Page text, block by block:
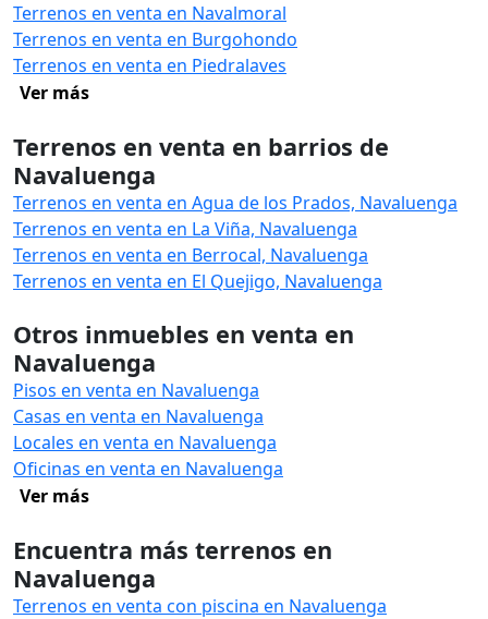
Terrenos en venta en Navalmoral
Terrenos en venta en Burgohondo
Terrenos en venta en Piedralaves
Ver más
Terrenos en venta en barrios de
Navaluenga
Terrenos en venta en Agua de los Prados, Navaluenga
Terrenos en venta en La Viña, Navaluenga
Terrenos en venta en Berrocal, Navaluenga
Terrenos en venta en El Quejigo, Navaluenga
Otros inmuebles en venta en
Navaluenga
Pisos en venta en Navaluenga
Casas en venta en Navaluenga
Locales en venta en Navaluenga
Oficinas en venta en Navaluenga
Ver más
Encuentra más terrenos en
Navaluenga
Terrenos en venta con piscina en Navaluenga